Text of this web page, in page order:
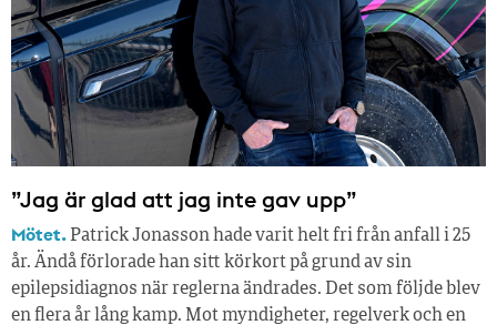
”Jag är glad att jag inte gav upp”
Mötet. Patrick Jonasson hade varit helt fri från anfall i 25
år. Ändå förlorade han sitt körkort på grund av sin
epilepsidiagnos när reglerna ändrades. Det som följde blev
en flera år lång kamp. Mot myndigheter, regelverk och en